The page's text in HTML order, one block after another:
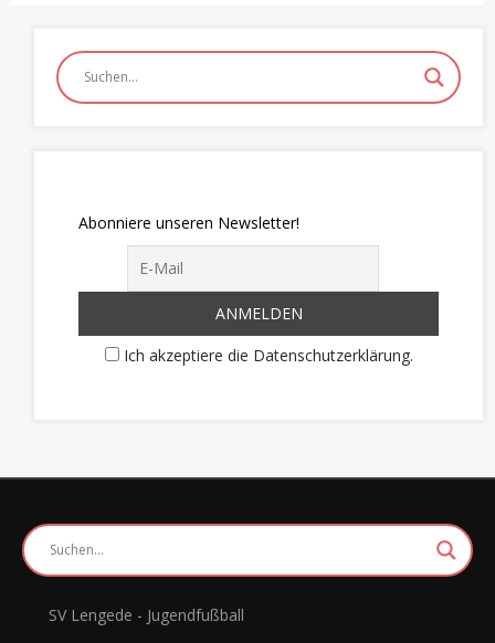
Abonniere unseren Newsletter!
Ich akzeptiere die Datenschutzerklärung.
SV Lengede - Jugendfußball